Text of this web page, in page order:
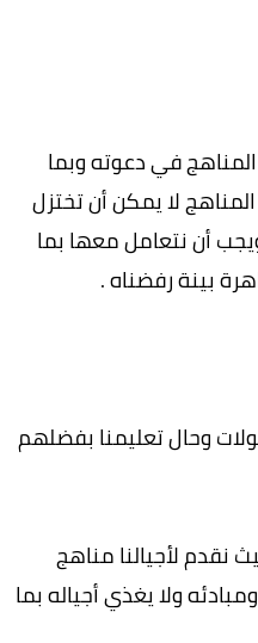
المناهج في دعوته وبما
المناهج لا يمكن أن تختزل
أن نتعامل معها بما
بينة رفضناه .
وحال تعليمنا بفضلهم
نقدم لأجيالنا مناهج
ولا يغذي أجياله بما